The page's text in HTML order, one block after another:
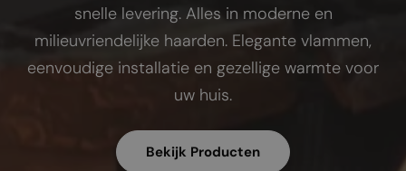
snelle levering. Alles in moderne en
milieuvriendelijke haarden. Elegante vlammen,
eenvoudige installatie en gezellige warmte voor
uw huis.
Bekijk Producten